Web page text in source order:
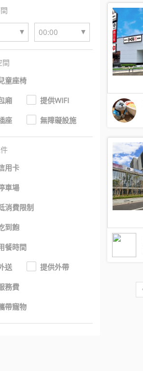
▼ 00:00 ▼
間
童座椅
廂 提供WIFI
座 無障礙設施
用卡
車場
消費限制
到飽
餐時間
送 提供外帶
務費
帶寵物